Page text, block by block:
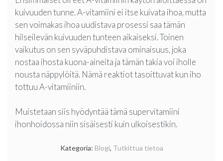
kuivuuden tunne. A-vitamiini ei itse kuivata ihoa, mutta
sen voimakas ihoa uudistava prosessi saa tämän
hilseilevän kuivuuden tunteen aikaiseksi. Toinen
vaikutus on sen syväpuhdistava ominaisuus, joka
nostaa ihosta kuona-aineita ja tämän takia voi iholle
nousta näppylöitä. Nämä reaktiot tasoittuvat kun iho
tottuu A-vitamiiniin.
Muistetaan siis hyödyntää tämä supervitamiini
ihonhoidossa niin sisäisesti kuin ulkoisestikin.
Kategoria: Blogi, Tutkittua tietoa